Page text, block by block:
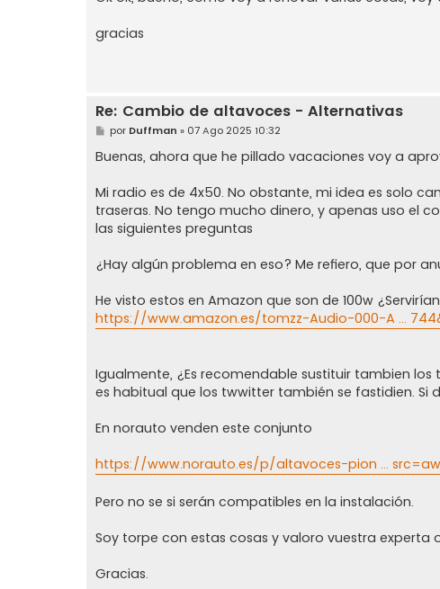
s
j
e
gracias
Re: Cambio de altavoces - Alternativas
M
e
n
s
j
e
por Duffman » 07 Ago 2025 10:32
Buenas, ahora que he pillado vacaciones voy a
Mi radio es de 4x50. No obstante, mi idea es solo
traseras. No tengo mucho dinero, y apenas uso el
las siguientes preguntas
¿Hay algún problema en eso? Me refiero, que por
He visto estos en Amazon que son de 100w
https://www.amazon.es/tomzz-Audio-000-A ...
Igualmente, ¿Es recomendable sustituir tambien
es habitual que los twwitter también se fastidien.
En norauto venden este conjunto
https://www.norauto.es/p/altavoces-pion ...
Pero no se si serán compatibles en la instalación.
Soy torpe con estas cosas y valoro vuestra experta
Gracias.